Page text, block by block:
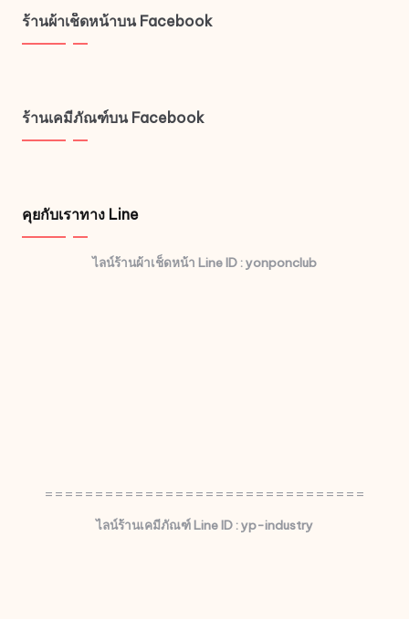
ร้านผ้าเช็ดหน้าบน Facebook
ร้านเคมีภัณฑ์บน Facebook
คุยกับเราทาง Line
ไลน์ร้านผ้าเช็ดหน้า Line ID : yonponclub
================================
ไลน์ร้านเคมีภัณฑ์ Line ID : yp-industry